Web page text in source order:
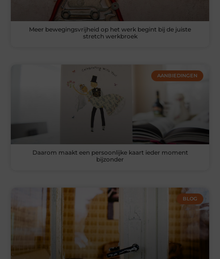
Meer bewegingsvrijheid op het werk begint bij de juiste
stretch werkbroek
AANBIEDINGEN
Daarom maakt een persoonlijke kaart ieder moment
bijzonder
BLOG